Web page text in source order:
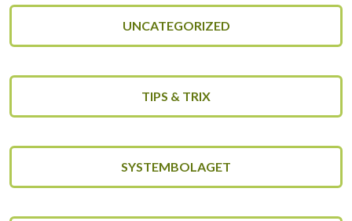
UNCATEGORIZED
TIPS & TRIX
SYSTEMBOLAGET